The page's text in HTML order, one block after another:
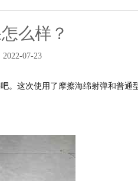
么样？
2022-07-23
这次使用了摩擦海绵射弹和普通